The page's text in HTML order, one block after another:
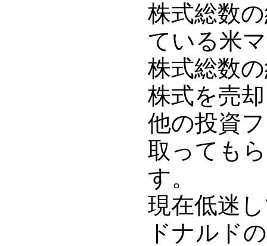
株式総数
ている米
株式総数
株式を売
他の投資
取っても
す。
現在低迷
ドナルド